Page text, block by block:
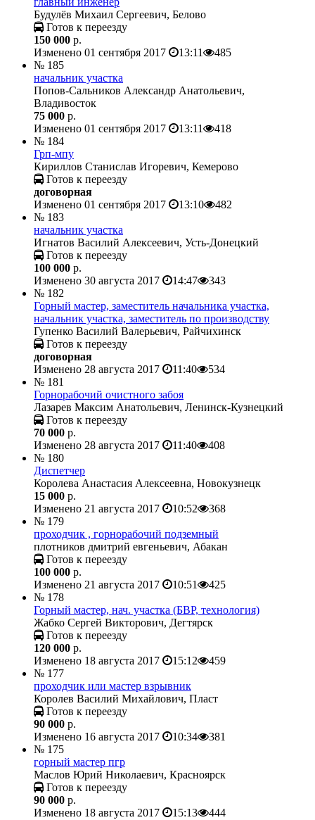
Будулёв Михаил Сергеевич, Белово
Готов к переезду
150 000 р.
Изменено 01 сентября 2017
13:11
485
№ 185
начальник участка
Попов-Сальников Александр Анатольевич,
Владивосток
75 000 р.
Изменено 01 сентября 2017
13:11
418
№ 184
Грп-мпу
Кириллов Станислав Игоревич, Кемерово
Готов к переезду
договорная
Изменено 01 сентября 2017
13:10
482
№ 183
начальник участка
Игнатов Василий Алексеевич, Усть-Донецкий
Готов к переезду
100 000 р.
Изменено 30 августа 2017
14:47
343
№ 182
Горный мастер, заместитель начальника участка,
начальник участка, заместитель по производству
Гупенко Василий Валерьевич, Райчихинск
Готов к переезду
договорная
Изменено 28 августа 2017
11:40
534
№ 181
Горнорабочий очистного забоя
Лазарев Максим Анатольевич, Ленинск-Кузнецкий
Готов к переезду
70 000 р.
Изменено 28 августа 2017
11:40
408
№ 180
Диспетчер
Королева Анастасия Алексеевна, Новокузнецк
15 000 р.
Изменено 21 августа 2017
10:52
368
№ 179
проходчик , горнорабочий подземный
плотников дмитрий евгеньевич, Абакан
Готов к переезду
100 000 р.
Изменено 21 августа 2017
10:51
425
№ 178
Горный мастер, нач. участка (БВР, технология)
Жабко Сергей Викторович, Дегтярск
Готов к переезду
120 000 р.
Изменено 18 августа 2017
15:12
459
№ 177
проходчик или мастер взрывник
Королев Василий Михайлович, Пласт
Готов к переезду
90 000 р.
Изменено 16 августа 2017
10:34
381
№ 175
горный мастер пгр
Маслов Юрий Николаевич, Красноярск
Готов к переезду
90 000 р.
Изменено 18 августа 2017
15:13
444